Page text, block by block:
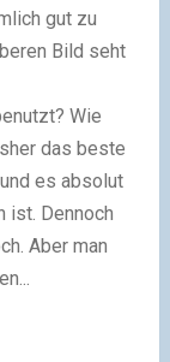
gut zu
Bild seht
Wie
das beste
es absolut
ist. Dennoch
Aber man